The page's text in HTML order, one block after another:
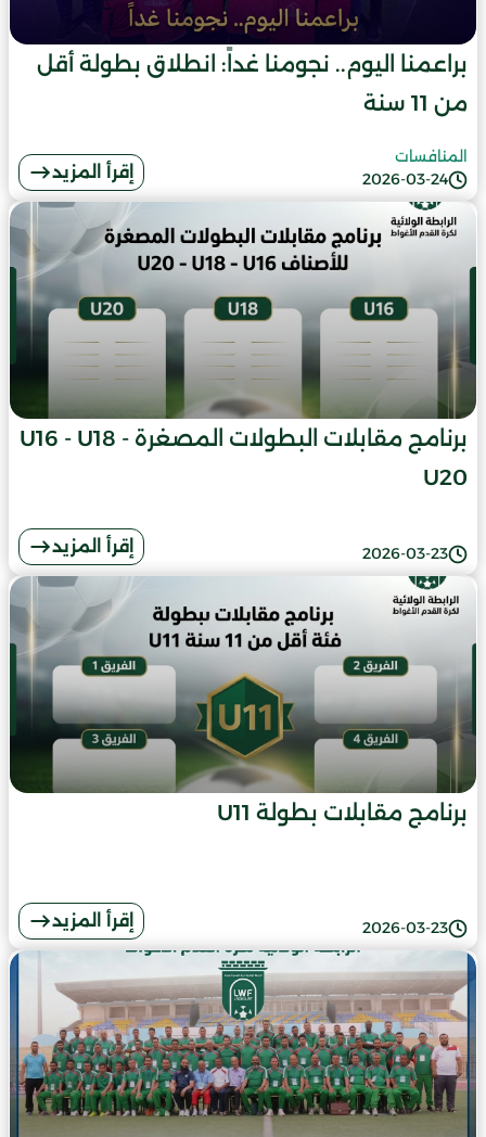
براعمنا اليوم.. نجومنا غداً: انطلاق بطولة أقل
من 11 سنة
2026-03-24
المنافسات
إقرأ المزيد
برنامج مقابلات البطولات المصغرة U16 - U18 -
U20
2026-03-23 إقرأ المزيد
برنامج مقابلات بطولة U11
2026-03-23 إقرأ المزيد